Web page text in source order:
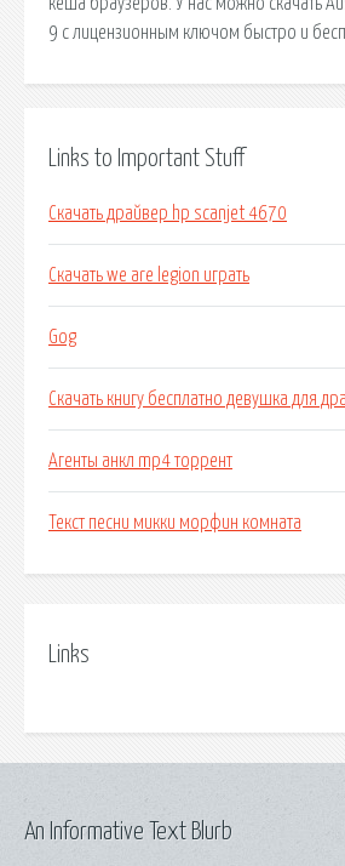
9 с лицензионным ключом быстро и
Links to Important Stuff
Скачать драйвер hp scanjet 4670
Скачать we are legion играть
Gog
Скачать книгу бесплатно девушка для
Агенты анкл mp4 торрент
Текст песни микки морфин комната
Links
An Informative Text Blurb